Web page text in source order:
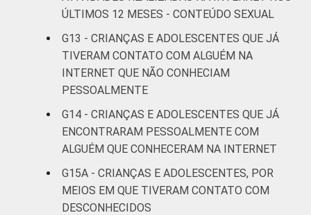
respondeu
6
CLASSE
SOCIAL
AB 11
C
DE 13
Fonte: CGI.br/NIC.br, Centro Regional de
Estudos para o Desenvolvimento da
Sociedade da Informação (Cetic.br),
Pesquisa sobre o Uso da Internet por
ÚLTIMOS 12 MESES - CONTEÚDO SEXUAL
G13 - CRIANÇAS E ADOLESCENTES QUE JÁ
TIVERAM CONTATO COM ALGUÉM NA
INTERNET QUE NÃO CONHECIAM
PESSOALMENTE
G14 - CRIANÇAS E ADOLESCENTES QUE JÁ
ENCONTRARAM PESSOALMENTE COM
ALGUÉM QUE CONHECERAM NA INTERNET
G15A - CRIANÇAS E ADOLESCENTES, POR
MEIOS EM QUE TIVERAM CONTATO COM
DESCONHECIDOS